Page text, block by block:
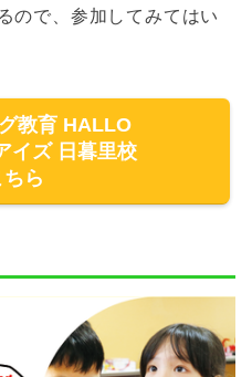
ので、参加してみてはい
教育 HALLO
イズ 日暮里校
ら